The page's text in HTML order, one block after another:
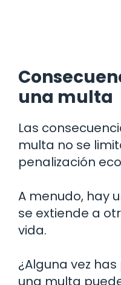
una multa
Las
multa no se
penalización
A menudo, hay
se extiende a
vida.
¿Alguna vez
una multa